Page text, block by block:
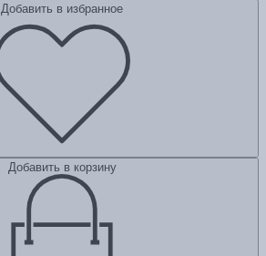
Добавить в избранное
Добавить в корзину